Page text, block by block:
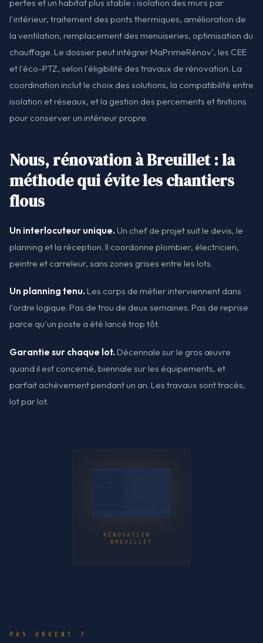
pertes et un habitat plus stable : isolation des murs par
l'intérieur, traitement des ponts thermiques, amélioration de
la ventilation, remplacement des menuiseries, optimisation du
chauffage. Le dossier peut intégrer MaPrimeRénov', les CEE
et l'éco-PTZ, selon l'éligibilité des travaux de rénovation. La
coordination inclut le choix des solutions, la compatibilité entre
isolation et réseaux, et la gestion des percements et finitions
pour conserver un intérieur propre.
Nous, rénovation à Breuillet : la
méthode qui évite les chantiers
flous
Un interlocuteur unique. Un chef de projet suit le devis, le
planning et la réception. Il coordonne plombier, électricien,
peintre et carreleur, sans zones grises entre les lots.
Un planning tenu. Les corps de métier interviennent dans
l'ordre logique. Pas de trou de deux semaines. Pas de reprise
parce qu'un poste a été lancé trop tôt.
Garantie sur chaque lot. Décennale sur le gros œuvre
quand il est concerné, biennale sur les équipements, et
parfait achèvement pendant un an. Les travaux sont tracés,
lot par lot.
RÉNOVATION ·
BREUILLET
PAS URGENT ?